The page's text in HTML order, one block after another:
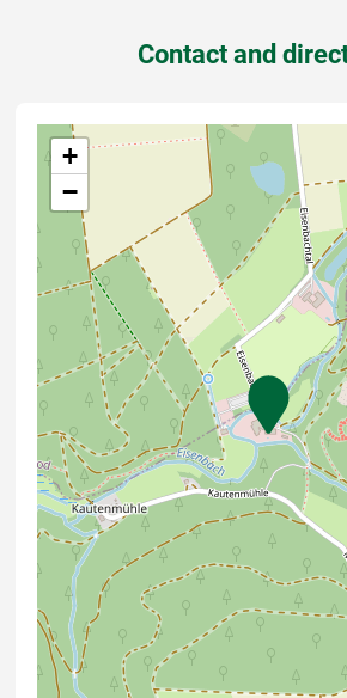
Contact and
+
−